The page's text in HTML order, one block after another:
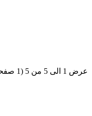
عرض 1 الى 5 من 5 (1 صفحات)